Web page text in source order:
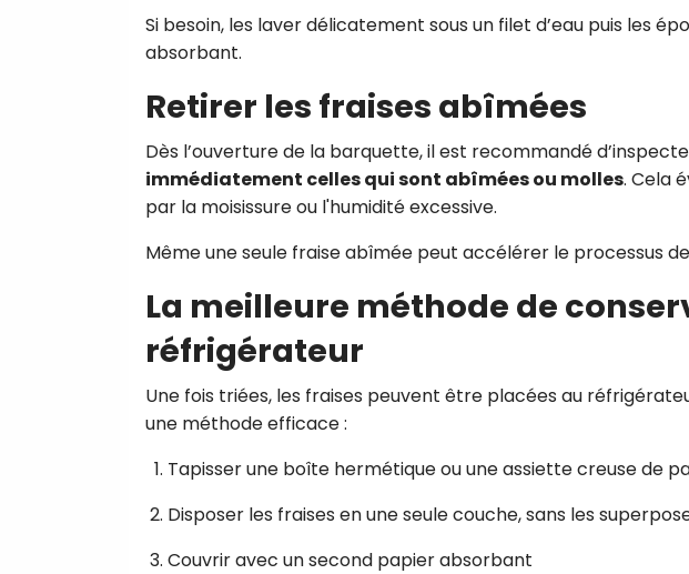
Si besoin, les laver délicatement sous un filet d’eau puis les
absorbant.
Retirer les fraises abîmées
Dès l’ouverture de la barquette, il est recommandé
immédiatement celles qui sont abîmées ou molles. Cela
par la moisissure ou l'humidité excessive.
Même une seule fraise abîmée peut accélérer le processus
La meilleure méthode de
réfrigérateur
Une fois triées, les fraises peuvent être placées au
une méthode efficace :
Tapisser une boîte hermétique ou une assiette creuse de
Disposer les fraises en une seule couche, sans les
Couvrir avec un second papier absorbant